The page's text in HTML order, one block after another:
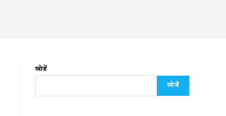
खोजें
खोजें